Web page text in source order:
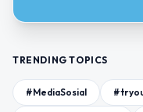
TRENDING TOPICS
#MediaSosial